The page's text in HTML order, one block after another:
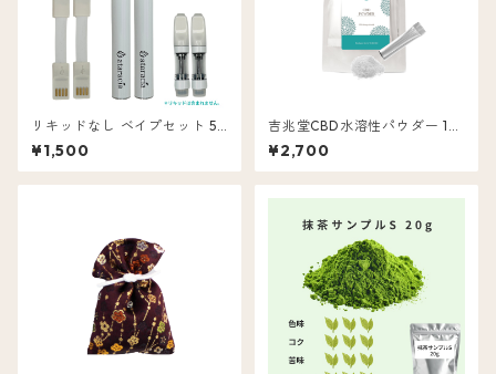
リキッドなし ベイプセット 51
0規格バッテリー マイクロUSB
リキッド用アトマイザー 0.5m
l用
¥1,500
吉兆堂CBD水溶性パウダー 10
包入 CBD 20mg
¥2,700